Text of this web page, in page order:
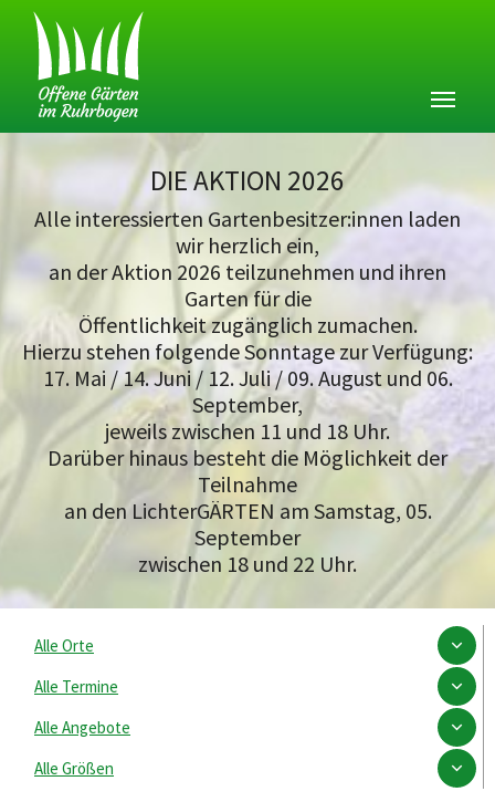
DIE AKTION 2026
Alle interessierten Gartenbesitzer:innen laden
wir herzlich ein,
an der Aktion 2026 teilzunehmen und ihren
Garten für die
Öffentlichkeit zugänglich zumachen.
Hierzu stehen folgende Sonntage zur Verfügung:
17. Mai / 14. Juni / 12. Juli / 09. August und 06.
September,
jeweils zwischen 11 und 18 Uhr.
Darüber hinaus besteht die Möglichkeit der
Teilnahme
an den LichterGÄRTEN am Samstag, 05.
September
zwischen 18 und 22 Uhr.
Alle Orte
Alle Termine
Alle Angebote
Alle Größen